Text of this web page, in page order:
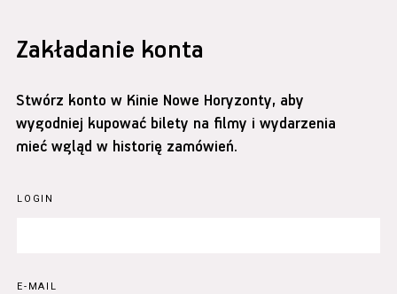
Zakładanie konta
Stwórz konto w Kinie Nowe Horyzonty, aby
wygodniej kupować bilety na filmy i wydarzenia
mieć wgląd w historię zamówień.
LOGIN
E-MAIL